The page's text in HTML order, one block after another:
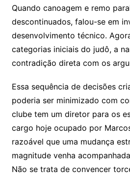
Quando canoagem e remo
descontinuados, falou-se em
desenvolvimento técnico.
categorias iniciais do judô, a
contradição direta com os
Essa sequência de decisões
poderia ser minimizado com
clube tem um diretor para os
cargo hoje ocupado por
razoável que uma mudança
magnitude venha
Não se trata de convencer